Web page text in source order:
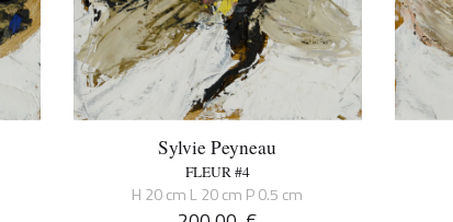
Sylvie Peyneau
FLEUR #4
H 20 cm L 20 cm P 0.5 cm